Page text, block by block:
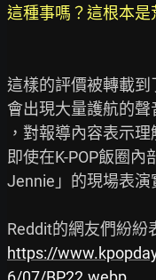
這種事嗎？這根本是
這樣的評價被轉載到
會出現大量護航的聲
，對報導內容表示
即使在K-POP飯圈內
Jennie」的現場表演
https://